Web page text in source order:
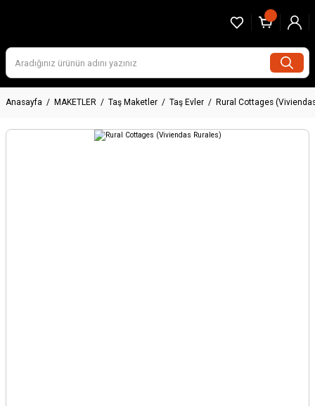
Anasayfa MAKETLER Taş Maketler Taş Evler Rural Cottages